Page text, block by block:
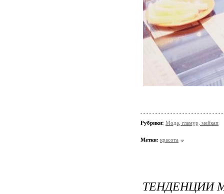
Рубрики: Мода, гламур, мейкап
Метки: красота
ТЕНДЕНЦИИ